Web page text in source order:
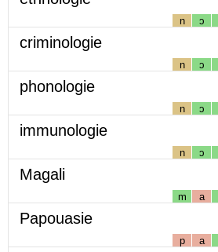
n ɔ
criminologie
n ɔ
phonologie
n ɔ
immunologie
n ɔ
Magali
m a
Papouasie
p a